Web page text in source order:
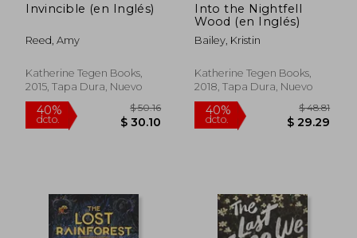
Invincible (en Inglés)
Reed, Amy
Katherine Tegen Books,
2015, Tapa Dura, Nuevo
Into the Nightfell
Wood (en Inglés)
Bailey, Kristin
Katherine Tegen Books,
2018, Tapa Dura, Nuevo